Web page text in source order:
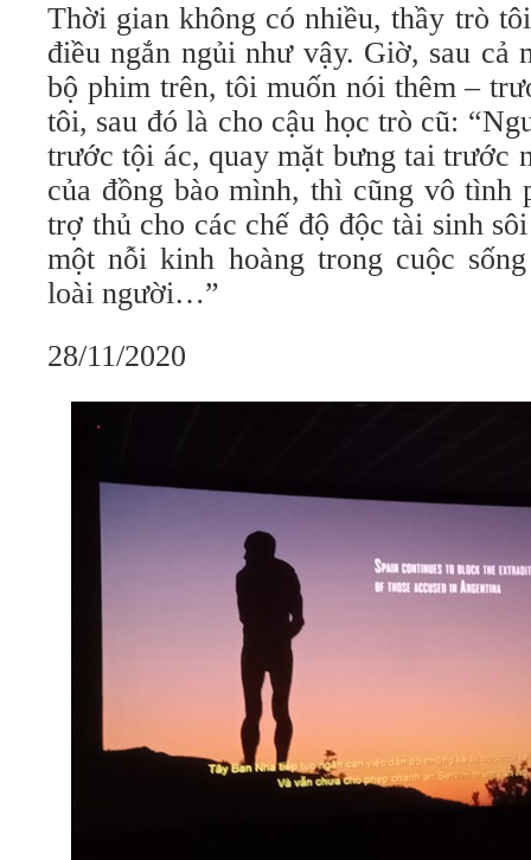
Thời gian không có nhiều, thầy trò
điều ngắn ngủi như vậy. Giờ, sau cả
bộ phim trên, tôi muốn nói thêm –
tôi, sau đó là cho cậu học trò cũ:
trước tội ác, quay mặt bưng tai trước
của đồng bào mình, thì cũng vô tình
trợ thủ cho các chế độ độc tài sinh
một nỗi kinh hoàng trong cuộc
loài người…”
28/11/2020